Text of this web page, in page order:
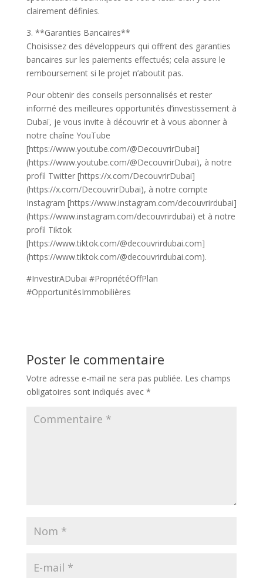
clairement définies.
3. **Garanties Bancaires**
Choisissez des développeurs qui offrent des garanties
bancaires sur les paiements effectués; cela assure le
remboursement si le projet n’aboutit pas.
Pour obtenir des conseils personnalisés et rester
informé des meilleures opportunités d’investissement à
Dubaï, je vous invite à découvrir et à vous abonner à
notre chaîne YouTube
[https://www.youtube.com/@DecouvrirDubai]
(https://www.youtube.com/@DecouvrirDubai), à notre
profil Twitter [https://x.com/DecouvrirDubai]
(https://x.com/DecouvrirDubai), à notre compte
Instagram [https://www.instagram.com/decouvrirdubai]
(https://www.instagram.com/decouvrirdubai) et à notre
profil Tiktok
[https://www.tiktok.com/@decouvrirdubai.com]
(https://www.tiktok.com/@decouvrirdubai.com).
#InvestirADubai #PropriétéOffPlan
#OpportunitésImmobilières
Poster le commentaire
Votre adresse e-mail ne sera pas publiée. Les champs
obligatoires sont indiqués avec *